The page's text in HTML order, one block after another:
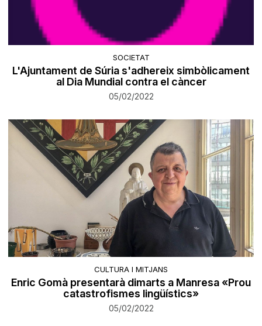
SOCIETAT
L'Ajuntament de Súria s'adhereix simbòlicament
al Dia Mundial contra el càncer
05/02/2022
CULTURA I MITJANS
Enric Gomà presentarà dimarts a Manresa «Prou
catastrofismes lingüístics»
05/02/2022